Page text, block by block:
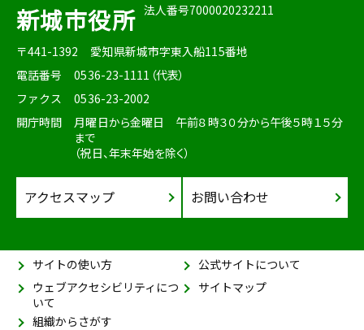
新城市役所 法人番号7000020232211
〒441-1392
愛知県新城市字東入船115番地
電話番号
0536-23-1111（代表）
ファクス
0536-23-2002
開庁時間
月曜日から金曜日 午前８時３０分から午後５時１５分
まで
（祝日、年末年始を除く）
アクセスマップ お問い合わせ
サイトの使い方
公式サイトについて
ウェブアクセシビリティにつ
いて
サイトマップ
組織からさがす